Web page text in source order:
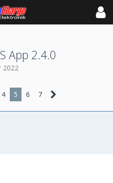
App 2.4.0
2022
4 5 6 7